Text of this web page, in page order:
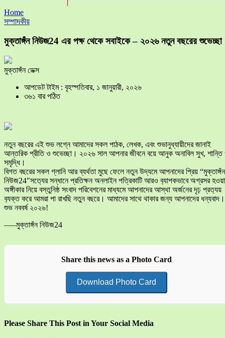
Home
সম্পাদকীয়
মুক্তাঙ্গঁন নিউজ24 এর পক্ষ থেকে সবাইকে – ২০২৬ নতুন বছরের শুভেচ্ছা
মুক্তাঙ্গঁন ডেক্স
আপডেট টাইম : বৃহস্পতিবার, ১ জানুয়ারী, ২০২৬
৩৬১ বার পঠিত
নতুন বছরের এই শুভ লগ্নে আমাদের সকল পাঠক, লেখক, এবং শুভানুধ্যায়ীদের জানাই
আন্তরিক প্রীতি ও শুভেচ্ছা। ২০২৬ সাল আপনার জীবনে বয়ে আনুক অনাবিল সুখ, শান্তি
সমৃদ্ধি।
বিগত বছরের সকল গ্লানি আর ব্যর্থতা মুছে ফেলে নতুন উদ্যমে আপনাদের প্রিয় “মুক্তাঙ্গঁন
নিউজ24″স‍ত‍্যের সন্ধানে প্রতিক্ষন অনলাইন পত্রিকাটি আরও ব‍্যাপকভাবে অগ্রসর
অঙ্গীকার নিয়ে বস্তুনিষ্ঠ সংবাদ পরিবেশনের মাধ্যমে আপনাদের আস্থা অর্জনের দৃঢ় প্রত‍্যয়
ব‍্যক্ত করে আমরা পা রাখছি নতুন বছরে। আমাদের সাথে থাকার জন্য আপনাদের ধন্যবাদ।
শুভ নববর্ষ ২০২৬!
—–মুক্তাঙ্গঁন নিউজ24
Share this news as a Photo Card
Download Photo Card
Please Share This Post in Your Social Media